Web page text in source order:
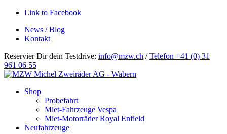
Link to Facebook
News / Blog
Kontakt
Reservier Dir dein Testdrive: info@mzw.ch /Telefon +41 (0) 31
961 06 55
Hauptnavigation
Shop
Probefahrt
Miet-Fahrzeuge Vespa
Miet-Motorräder Royal Enfield
Neufahrzeuge